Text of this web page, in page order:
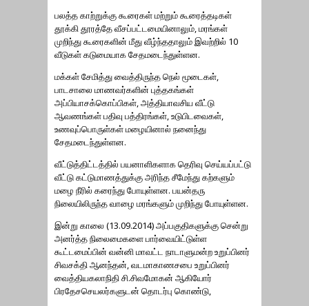
பலத்த காற்றுக்கு கூரைகள் மற்றும் கூரைத்தடிகள்
தூக்கி தூரத்தே வீசப்பட்டமையினாலும், மரங்கள்
முறிந்து கூரைகளின் மீது வீழ்ந்ததாலும் இவற்றில் 10
வீடுகள் கடுமையாக சேதமடைந்துள்ளன.
மக்கள் சேமித்து வைத்திருந்த நெல் மூடைகள்,
பாடசாலை மாணவர்களின் புத்தகங்கள்
அப்பியாசக்கொப்பிகள், அத்தியாவசிய வீட்டு
ஆவணங்கள் பதிவு பத்திரங்கள், உடுபிடவைகள்,
உணவுப்பொருள்கள் மழையினால் நனைந்து
சேதமடைந்துள்ளன.
வீட்டுத்திட்டத்தில் பயனாளிகளாக தெரிவு செய்யப்பட்டு
வீட்டு கட்டுமாணத்துக்கு அரிந்த சீமேந்து கற்களும்
மழை நீரில் கரைந்து போயுள்ளன. பயன்தரு
நிலையிலிருந்த வாழை மரங்களும் முறிந்து போயுள்ளன.
இன்று காலை (13.09.2014) அப்பகுதிகளுக்கு சென்று
அனர்த்த நிலைமைகளை பார்வையிட்டுள்ள
கூட்டமைப்பின் வன்னி மாவட்ட நாடாளுமன்ற உறுப்பினர்
சிவசக்தி ஆனந்தன், வடமாகாணசபை உறுப்பினர்
வைத்தியகலாநிதி சி.சிவமோகன் ஆகியோர்
பிரதேசசெயலர்களுடன் தொடர்பு கொண்டு,